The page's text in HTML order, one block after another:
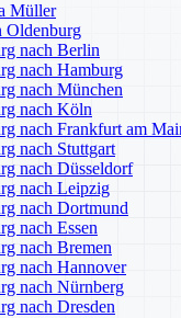
Müller
Oldenburg
nach Berlin
nach Hamburg
nach München
nach Köln
nach Frankfurt am
nach Stuttgart
nach Düsseldorf
nach Leipzig
nach Dortmund
nach Essen
nach Bremen
nach Hannover
nach Nürnberg
nach Dresden